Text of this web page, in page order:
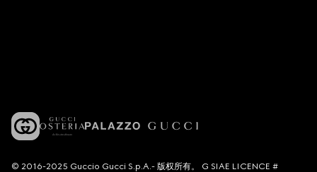
© 2016-2025 Guccio Gucci S.p.A.- 版权所有。 G SIAE LICENCE #